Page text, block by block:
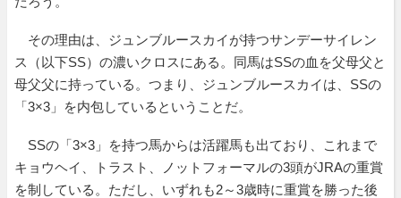
その理由は、ジュンブルースカイが持つサンデーサイレン
ス（以下SS）の濃いクロスにある。同馬はSSの血を父母父と
母父父に持っている。つまり、ジュンブルースカイは、SSの
「3×3」を内包しているということだ。
SSの「3×3」を持つ馬からは活躍馬も出ており、これまで
キョウヘイ、トラスト、ノットフォーマルの3頭がJRAの重賞
を制している。ただし、いずれも2～3歳時に重賞を勝った後